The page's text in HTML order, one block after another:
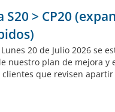
> CP20
20 de Julio 2026 se
plan de mejora y
que revisen